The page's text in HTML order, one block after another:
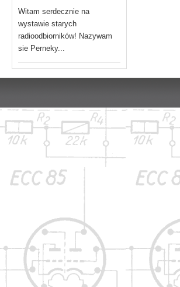
Witam serdecznie na
wystawie starych
radioodbiorników! Nazywam
sie Perneky...